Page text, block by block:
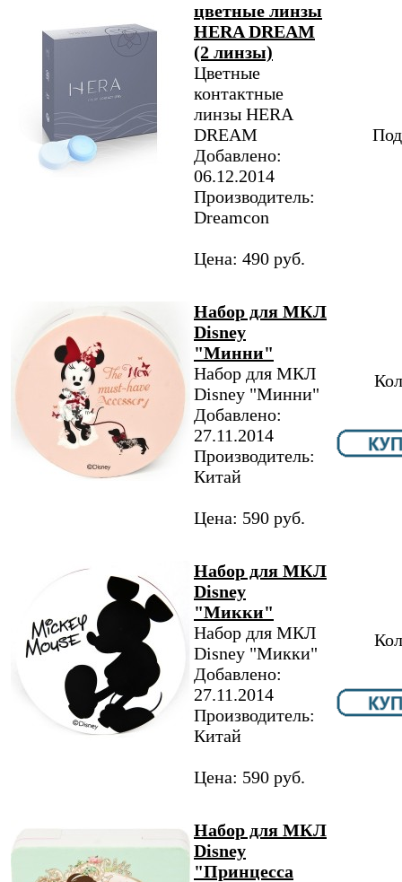
цветные линзы
HERA DREAM
(2 линзы)
Цветные
контактные
линзы HERA
DREAM
Добавлено:
06.12.2014
Производитель:
Dreamcon
Цена: 490 руб.
Набор для МКЛ
Disney
"Минни"
Набор для МКЛ
Disney "Минни"
Добавлено:
27.11.2014
Производитель:
Китай
Цена: 590 руб.
Набор для МКЛ
Disney
"Микки"
Набор для МКЛ
Disney "Микки"
Добавлено:
27.11.2014
Производитель:
Китай
Цена: 590 руб.
Набор для МКЛ
Disney
"Принцесса